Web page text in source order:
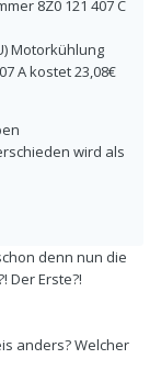
8Z0 121 407 C
Motorkühlung
A kostet 23,08€
wird als
denn nun die
Der Erste?!
anders? Welcher